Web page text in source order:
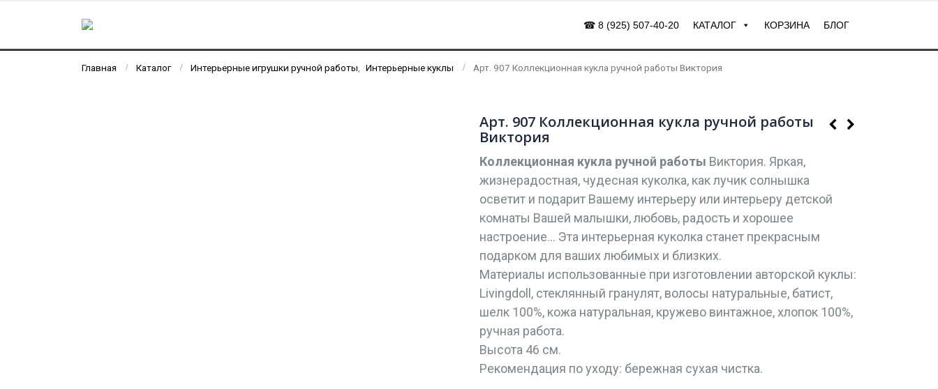
☎ 8 (925) 507-40-20 КАТАЛОГ КОРЗИНА БЛОГ
Главная Каталог Интерьерные игрушки ручной работы Интерьерные куклы Арт. 907 Коллекционная кукла ручной работы Виктория
Арт. 907 Коллекционная кукла ручной работы
Виктория
Коллекционная кукла ручной работы Виктория. Яркая,
жизнерадостная, чудесная куколка, как лучик солнышка
осветит и подарит Вашему интерьеру или интерьеру детской
комнаты Вашей малышки, любовь, радость и хорошее
настроение… Эта интерьерная куколка станет прекрасным
подарком для ваших любимых и близких.
Материалы использованные при изготовлении авторской куклы:
Livingdoll, стеклянный гранулят, волосы натуральные, батист,
шелк 100%, кожа натуральная, кружево винтажное, хлопок 100%,
ручная работа.
Высота 46 см.
Рекомендация по уходу: бережная сухая чистка.